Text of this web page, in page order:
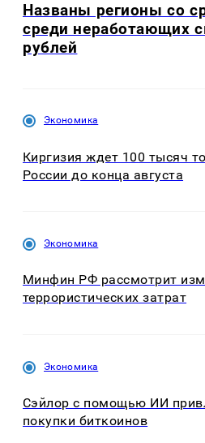
Названы регионы со
среди неработающих
рублей
Экономика
Киргизия ждет 100 тысяч
России до конца августа
Экономика
Минфин РФ рассмотрит
террористических затрат
Экономика
Сэйлор с помощью ИИ
покупки биткоинов